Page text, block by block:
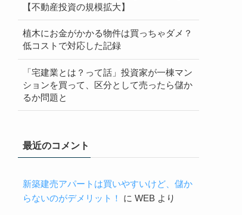
【不動産投資の規模拡大】
植木にお金がかかる物件は買っちゃダメ？
低コストで対応した記録
「宅建業とは？って話」投資家が一棟マン
ションを買って、区分として売ったら儲か
るか問題と
最近のコメント
新築建売アパートは買いやすいけど、儲か
らないのがデメリット！
に WEB より